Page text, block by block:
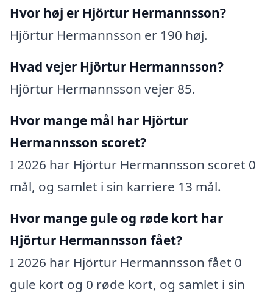
Hvor høj er Hjörtur Hermannsson?
Hjörtur Hermannsson er 190 høj.
Hvad vejer Hjörtur Hermannsson?
Hjörtur Hermannsson vejer 85.
Hvor mange mål har Hjörtur
Hermannsson scoret?
I 2026 har Hjörtur Hermannsson scoret 0
mål, og samlet i sin karriere 13 mål.
Hvor mange gule og røde kort har
Hjörtur Hermannsson fået?
I 2026 har Hjörtur Hermannsson fået 0
gule kort og 0 røde kort, og samlet i sin